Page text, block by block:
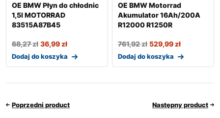
OE BMW Płyn do chłodnic
1,5l MOTORRAD
83515A87B45
68,27zł 36,99zł
Dodaj do koszyka
OE BMW Motorrad
Akumulator 16Ah/200A
R12000 R1250R
761,92zł 529,99zł
Dodaj do koszyka
Poprzedni product Następny product